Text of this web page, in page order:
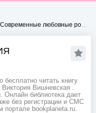
Современные любовные романы
читать книгу
Вишневская .
библиотека дает
без регистрации и СМС
портале bookplaneta.ru.